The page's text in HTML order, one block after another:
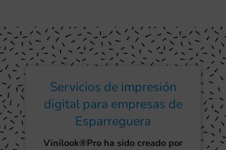
Servicios de impresión
digital para empresas de
Esparreguera
Vinilook®Pro ha sido creado por